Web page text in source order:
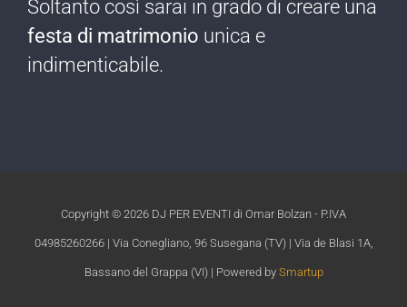
Soltanto così sarai in grado di creare una
festa di matrimonio unica e
indimenticabile.​
Copyright © 2026 DJ PER EVENTI di Omar Bolzan - P.IVA
04985260266 | Via Conegliano, 96 Susegana (TV) | Via de Blasi 1A,
Bassano del Grappa (VI) | Powered by Smartup